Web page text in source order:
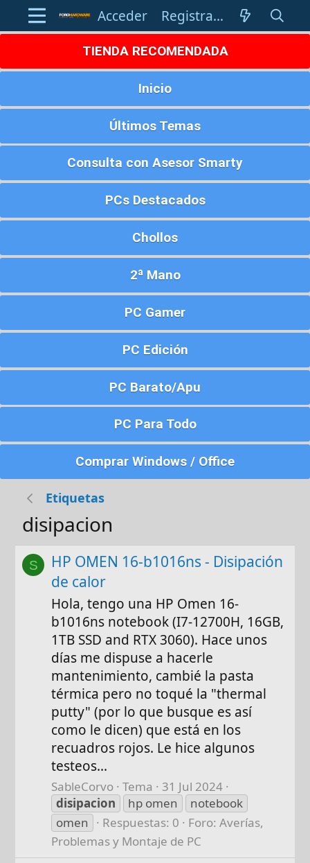
Acceder Registrarse
TIENDA RECOMENDADA
Inicio
Últimos Temas
Consulta con Asesor Smarty
PCs Destacados
Chollos
2ª Mano
PC Gamer
PC Edición
PC Barato/Apu
PC Para Todo
Comprar Windows / Office
Etiquetas
disipacion
S
HP OMEN 16-b1016ns - Disipación
de calor
Hola, tengo una HP Omen 16-
b1016ns notebook (I7-12700H, 16GB,
1TB SSD and RTX 3060). Hace unos
días me dispuse a hacerle
mantenimiento, cambié la pasta
térmica pero no toqué la "thermal
putty" (por lo que busque es así
como le dicen) que está en los
recuadros rojos. Le hice algunos
testeos...
SableCorvo Tema
31 Jul 2024
disipacion
hp omen
notebook
omen
Respuestas: 0 Foro:Averías,
Problemas y Montaje de PC